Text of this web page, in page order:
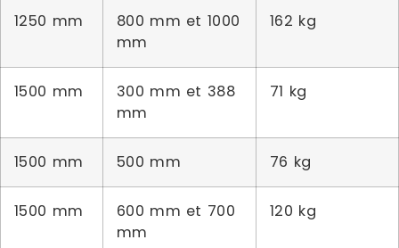
1250 mm
800 mm et 1000
mm
162 kg
1500 mm
300 mm et 388
mm
71 kg
1500 mm 500 mm 76 kg
1500 mm
600 mm et 700
mm
120 kg